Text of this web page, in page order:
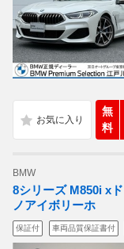
無
料
BMW
8シリーズ M850i x
ノアイボリーホ
保証付 車両品質保証書付